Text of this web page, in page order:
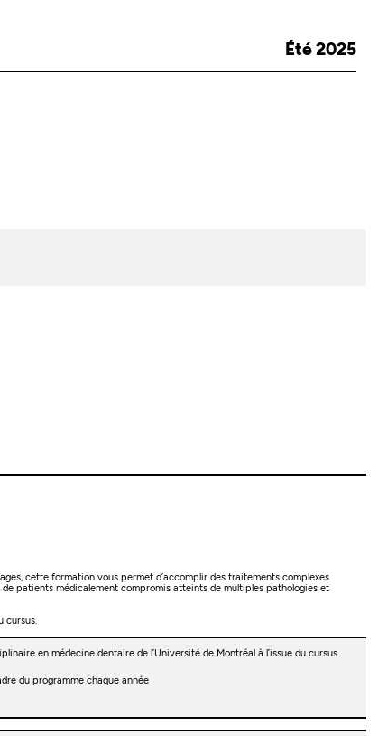
Été 2025
cette formation vous permet d’accomplir des traitements complexes
patients médicalement compromis atteints de multiples pathologies et
cursus.
en médecine dentaire de l’Université de Montréal à l’issue du cursus
du programme chaque année